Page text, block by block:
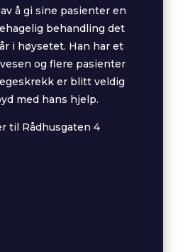
å gi sine pasienter en
behandling det
i høysetet. Han har et
og flere pasienter
er blitt veldig
med hans hjelp.
til Rådhusgaten 4